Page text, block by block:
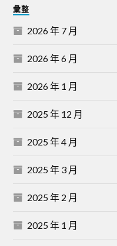
彙整
2026 年 7 月
2026 年 6 月
2026 年 1 月
2025 年 12 月
2025 年 4 月
2025 年 3 月
2025 年 2 月
2025 年 1 月